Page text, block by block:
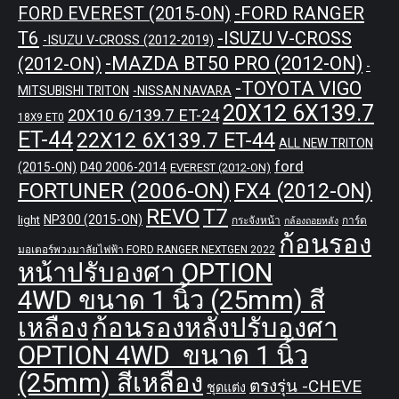
FORD EVEREST (2015-ON) -FORD RANGER
T6 -ISUZU V-CROSS (2012-2019) -ISUZU V-CROSS
(2012-ON) -MAZDA BT50 PRO (2012-ON) -
MITSUBISHI TRITON -NISSAN NAVARA -TOYOTA VIGO
18X9 ET0 20X10 6/139.7 ET-24 20X12 6X139.7
ET-4422X12 6X139.7 ET-44 ALL NEW TRITON
(2015-ON) D40 2006-2014 EVEREST (2012-ON) ford
FORTUNER (2006-ON) FX4 (2012-ON)
light NP300 (2015-ON) REVOT7 กระจังหน้า กล้องถอยหลัง การ์ด
มอเตอร์พวงมาลัยไฟฟ้า FORD RANGER NEXTGEN 2022 ก้อนรอง
หน้าปรับองศา OPTION
4WD ขนาด 1 นิ้ว (25mm) สี
เหลือง ก้อนรองหลังปรับองศา
OPTION 4WD ขนาด 1 นิ้ว
(25mm) สีเหลือง ชุดแต่ง ตรงรุ่น -CHEVE